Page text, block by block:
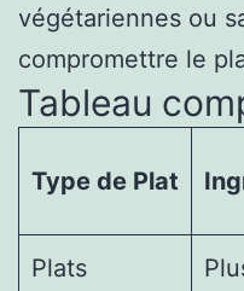
végétariennes ou
compromettre le
Tableau
Type de Plat
Plats